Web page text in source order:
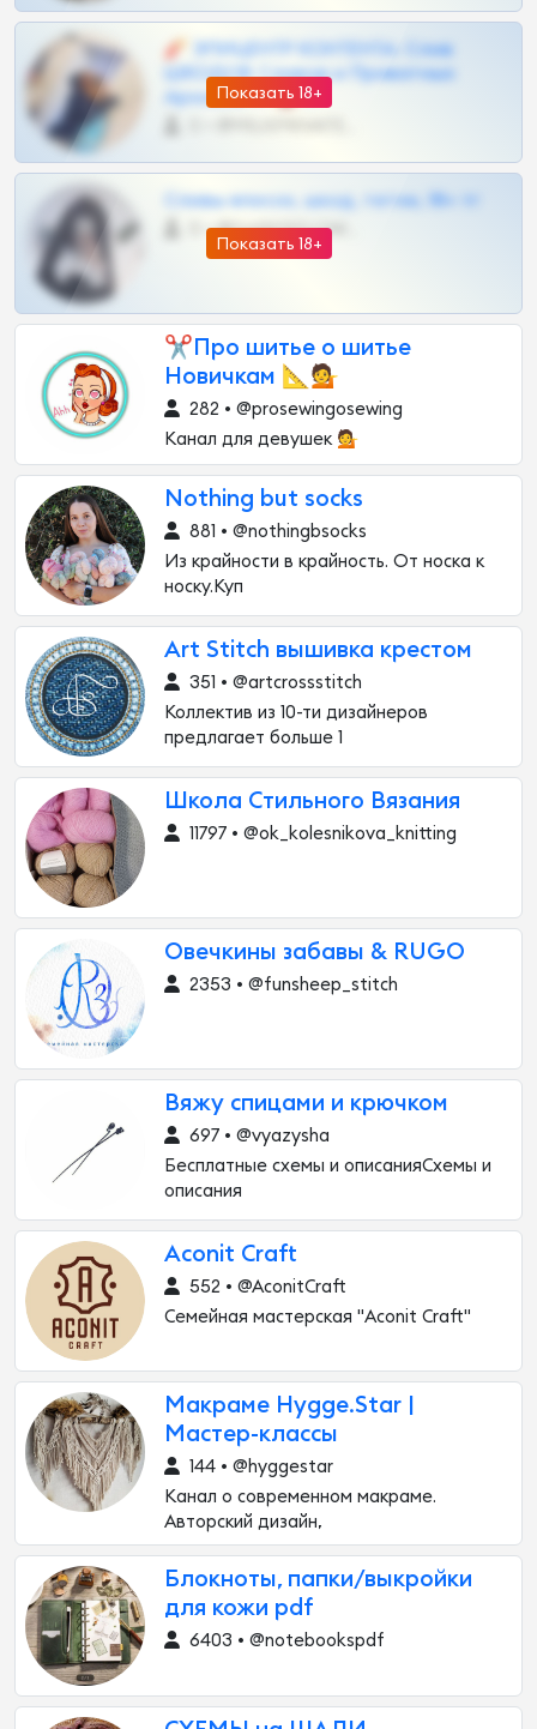
Показать 18+
🧨 ЭПИЦЕНТР КОНТЕНТА: Слив
ШКОДОВ Сливов и Приватных
Архивов ТГ 🔞💎
Показать 18+
Сливы вписок, шкод, теток, 18+ тг
0 •
✂Про шитье о шитье
Новичкам 📐💁
282 • @prosewingosewing
Канал для девушек 💁
Nothing but socks
881 • @nothingbsocks
Из крайности в крайность. От носка к
носку.Куп
Art Stitch вышивка крестом
351 • @artcrossstitch
Коллектив из 10-ти дизайнеров
предлагает больше 1
Школа Стильного Вязания
11797 • @ok_kolesnikova_knitting
Овечкины забавы & RUGO
2353 • @funsheep_stitch
Вяжу спицами и крючком
697 • @vyazysha
Бесплатные схемы и описанияСхемы и
описания
Aconit Craft
552 • @AconitCraft
Семейная мастерская "Aconit Craft"
Макраме Hygge.Star |
Мастер-классы
144 • @hyggestar
Канал о современном макраме.
Авторский дизайн,
Блокноты, папки/выкройки
для кожи pdf
6403 • @notebookspdf